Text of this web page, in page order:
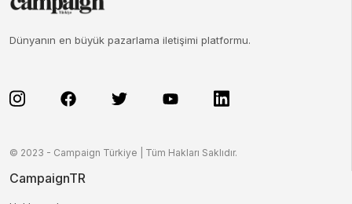
Dünyanın en büyük pazarlama iletişimi platformu.
© 2023 - Campaign Türkiye | Tüm Hakları Saklıdır.
CampaignTR